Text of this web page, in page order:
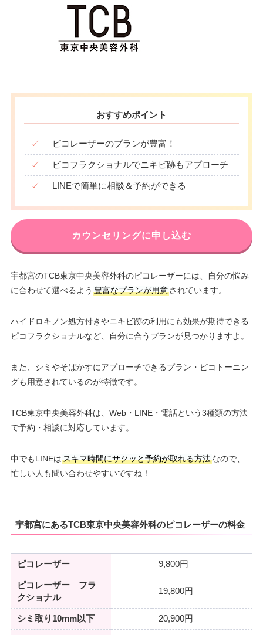
おすすめポイント
✓ ピコレーザーのプランが豊富！
✓ ピコフラクショナルでニキビ跡もアプローチ
✓ LINEで簡単に相談＆予約ができる
カウンセリングに申し込む
宇都宮のTCB東京中央美容外科のピコレーザーには、自分の悩み
に合わせて選べるよう 豊富なプランが用意されています。
ハイドロキノン処方付きやニキビ跡の利用にも効果が期待できる
ピコフラクショナルなど、自分に合うプランが見つかりますよ。
また、シミやそばかすにアプローチできるプラン・ピコトーニン
グも用意されているのが特徴です。
TCB東京中央美容外科は、Web・LINE・電話という3種類の方法
で予約・相談に対応しています。
中でもLINEはスキマ時間にサクッと予約が取れる方法なので、
忙しい人も問い合わせやすいですね！
宇都宮にあるTCB東京中央美容外科のピコレーザーの料金
ピコレーザー 9,800円
ピコレーザー フラ
クショナル
19,800円
シミ取り10mm以下 20,900円